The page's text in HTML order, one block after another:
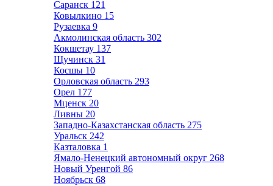
Саранск 121
Ковылкино 15
Рузаевка 9
Акмолинская область 302
Кокшетау 137
Щучинск 31
Косшы 10
Орловская область 293
Орел 177
Мценск 20
Ливны 20
Западно-Казахстанская область 275
Уральск 242
Казталовка 1
Ямало-Ненецкий автономный округ 268
Новый Уренгой 86
Ноябрьск 68